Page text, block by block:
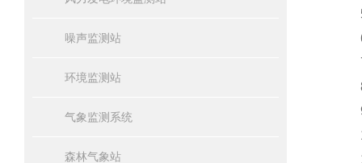
噪声监测站
环境监测站
气象监测系统
森林气象站
5)
6)
7)
8
9)